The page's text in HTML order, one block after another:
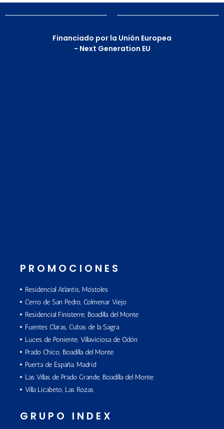
Financiado por la Unión Europea
- Next Generation EU
PROMOCIONES
Residencial Atlantis, Móstoles
Cerro de San Pedro, Colmenar Viejo
Residencial Finisterre, Boadilla del Monte
Fuentes Claras, Cubas de la Sagra
Luces de Poniente, Villaviciosa de Odón
Prado Chico, Boadilla del Monte
Puerta de España, Madrid
Las Villas de Prado Grande, Boadilla del Monte
Villa Licabeto, Las Rozas
GRUPO INDEX